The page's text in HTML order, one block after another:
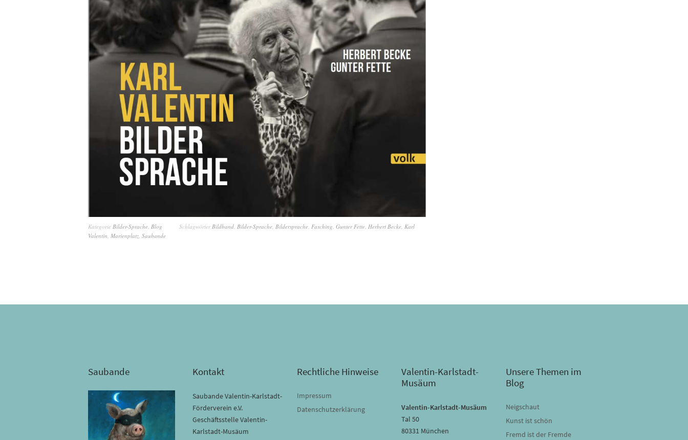
Kategorie Bilder-Sprache, Blog SchlagwörterBildband, Bilder-Sprache, Bildersprache, Fasching, Gunter Fette, Herbert Becke, Karl
Valentin, Marienplatz, Saubande
Saubande Kontakt
Saubande Valentin-Karlstadt-
Förderverein e.V.
Geschäftsstelle Valentin-
Karlstadt-Musäum
Rechtliche Hinweise
Impressum
Datenschutzerklärung
Valentin-Karlstadt-
Musäum
Valentin-Karlstadt-Musäum
Tal 50
80331 München
Unsere Themen im
Blog
Neigschaut
Kunst ist schön
Fremd ist der Fremde